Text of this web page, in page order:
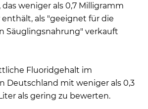
das weniger als 0,7 Milligramm
als "geeignet für die
Säuglingsnahrung" verkauft
Fluoridgehalt im
Deutschland mit weniger als 0,3
als gering zu bewerten.